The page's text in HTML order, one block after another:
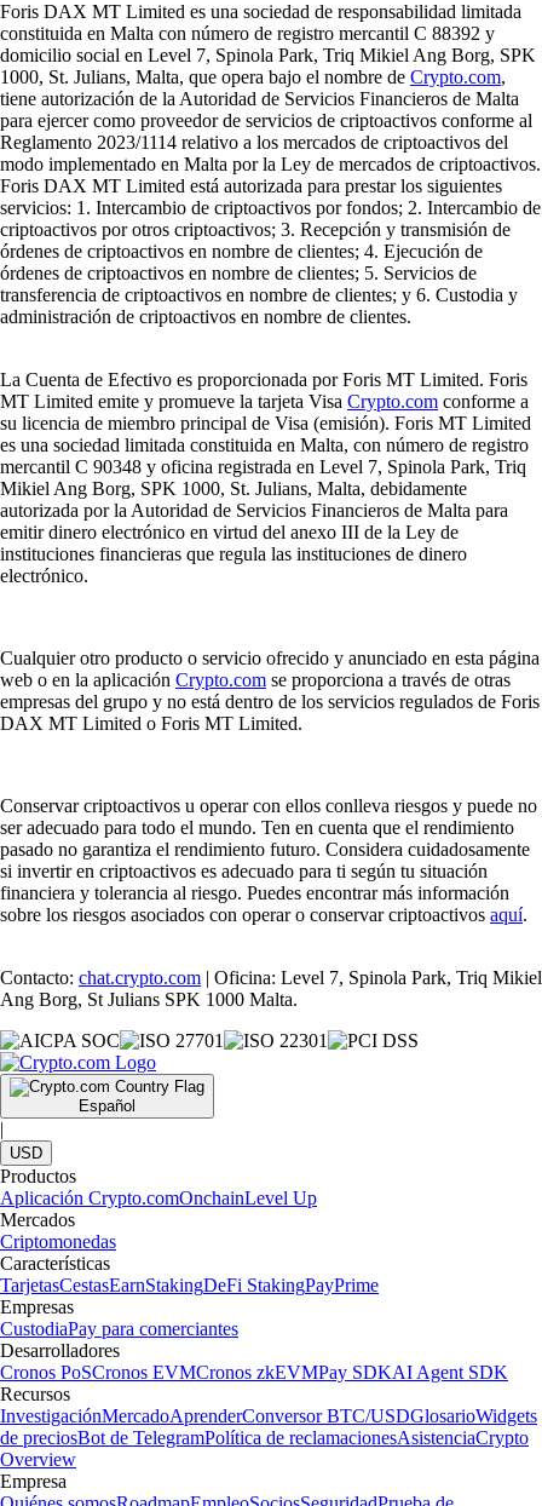
Foris DAX MT Limited es una sociedad de responsabilidad limitada
constituida en Malta con número de registro mercantil C 88392 y
domicilio social en Level 7, Spinola Park, Triq Mikiel Ang Borg, SPK
1000, St. Julians, Malta, que opera bajo el nombre de Crypto.com,
tiene autorización de la Autoridad de Servicios Financieros de Malta
para ejercer como proveedor de servicios de criptoactivos conforme al
Reglamento 2023/1114 relativo a los mercados de criptoactivos del
modo implementado en Malta por la Ley de mercados de criptoactivos.
Foris DAX MT Limited está autorizada para prestar los siguientes
servicios: 1. Intercambio de criptoactivos por fondos; 2. Intercambio de
criptoactivos por otros criptoactivos; 3. Recepción y transmisión de
órdenes de criptoactivos en nombre de clientes; 4. Ejecución de
órdenes de criptoactivos en nombre de clientes; 5. Servicios de
transferencia de criptoactivos en nombre de clientes; y 6. Custodia y
administración de criptoactivos en nombre de clientes.
La Cuenta de Efectivo es proporcionada por Foris MT Limited. Foris
MT Limited emite y promueve la tarjeta Visa Crypto.com conforme a
su licencia de miembro principal de Visa (emisión). Foris MT Limited
es una sociedad limitada constituida en Malta, con número de registro
mercantil C 90348 y oficina registrada en Level 7, Spinola Park, Triq
Mikiel Ang Borg, SPK 1000, St. Julians, Malta, debidamente
autorizada por la Autoridad de Servicios Financieros de Malta para
emitir dinero electrónico en virtud del anexo III de la Ley de
instituciones financieras que regula las instituciones de dinero
electrónico.
Cualquier otro producto o servicio ofrecido y anunciado en esta página
web o en la aplicación Crypto.com se proporciona a través de otras
empresas del grupo y no está dentro de los servicios regulados de Foris
DAX MT Limited o Foris MT Limited.
Conservar criptoactivos u operar con ellos conlleva riesgos y puede no
ser adecuado para todo el mundo. Ten en cuenta que el rendimiento
pasado no garantiza el rendimiento futuro. Considera cuidadosamente
si invertir en criptoactivos es adecuado para ti según tu situación
financiera y tolerancia al riesgo. Puedes encontrar más información
sobre los riesgos asociados con operar o conservar criptoactivos aquí.
Contacto: chat.crypto.com | Oficina: Level 7, Spinola Park, Triq Mikiel
Ang Borg, St Julians SPK 1000 Malta.
Español
|
USD
Productos
Aplicación Crypto.comOnchainLevel Up
Mercados
Criptomonedas
Características
TarjetasCestasEarnStakingDeFi StakingPayPrime
Empresas
CustodiaPay para comerciantes
Desarrolladores
Cronos PoSCronos EVMCronos zkEVMPay SDKAI Agent SDK
Recursos
InvestigaciónMercadoAprenderConversor BTC/USDGlosarioWidgets
de preciosBot de TelegramPolítica de reclamacionesAsistenciaCrypto
Overview
Empresa